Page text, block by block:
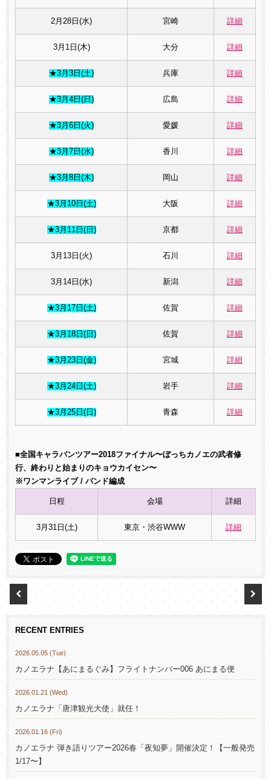
2月28日(水) 宮崎 詳細
3月1日(木) 大分 詳細
★3月3日(土) 兵庫 詳細
★3月4日(日) 広島 詳細
★3月6日(火) 愛媛 詳細
★3月7日(水) 香川 詳細
★3月8日(木) 岡山 詳細
★3月10日(土) 大阪 詳細
★3月11日(日) 京都 詳細
3月13日(火) 石川 詳細
3月14日(水) 新潟 詳細
★3月17日(土) 佐賀 詳細
★3月18日(日) 佐賀 詳細
★3月23日(金) 宮城 詳細
★3月24日(土) 岩手 詳細
★3月25日(日) 青森 詳細
■全国キャラバンツアー2018ファイナル〜ぼっちカノエの武者修
行、終わりと始まりのキョウカイセン〜
※ワンマンライブ / バンド編成
日程 会場 詳細
3月31日(土) 東京・渋谷WWW 詳細
RECENT ENTRIES
2026.05.05 (Tue)
カノエラナ【あにまるぐみ】フライトナンバー006 あにまる便
2026.01.21 (Wed)
カノエラナ「唐津観光大使」就任！
2026.01.16 (Fri)
カノエラナ 弾き語りツアー2026春「夜知夢」開催決定！【一般発売
1/17〜】